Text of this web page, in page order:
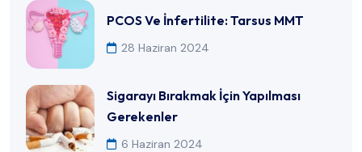
PCOS Ve İnfertilite: Tarsus MMT
28 Haziran 2024
Sigarayı Bırakmak İçin Yapılması
Gerekenler
6 Haziran 2024